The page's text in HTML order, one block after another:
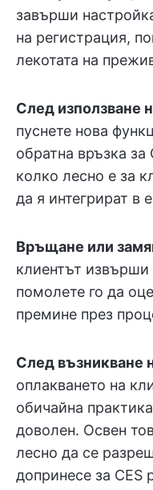
завърши
на регистрация,
лекотата на
След използване
пуснете нова
обратна връзка за
колко лесно е за
да я интегрират в
Връщане или
клиентът
помолете го да
премине през
След възникване
оплакването на
обичайна
доволен. Освен
лесно да се
допринесе за CES